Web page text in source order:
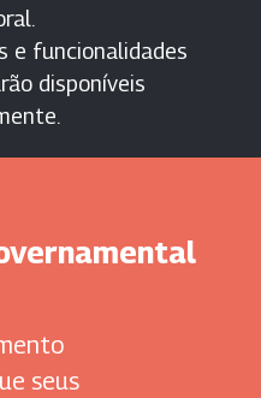
e funcionalidades
disponíveis
seus